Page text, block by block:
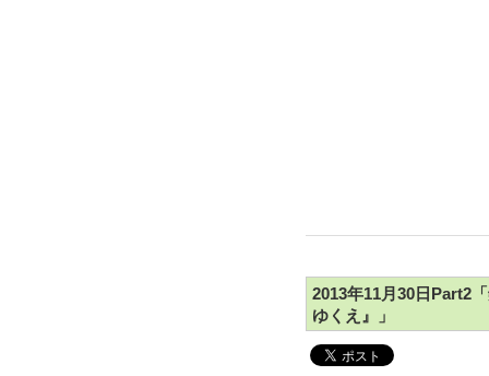
2013年11月30日Part2
ゆくえ』」